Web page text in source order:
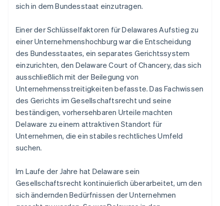
sich in dem Bundesstaat einzutragen.
Einer der Schlüsselfaktoren für Delawares Aufstieg zu
einer Unternehmenshochburg war die Entscheidung
des Bundesstaates, ein separates Gerichtssystem
einzurichten, den Delaware Court of Chancery, das sich
ausschließlich mit der Beilegung von
Unternehmensstreitigkeiten befasste. Das Fachwissen
des Gerichts im Gesellschaftsrecht und seine
beständigen, vorhersehbaren Urteile machten
Delaware zu einem attraktiven Standort für
Unternehmen, die ein stabiles rechtliches Umfeld
suchen.
Im Laufe der Jahre hat Delaware sein
Gesellschaftsrecht kontinuierlich überarbeitet, um den
sich ändernden Bedürfnissen der Unternehmen